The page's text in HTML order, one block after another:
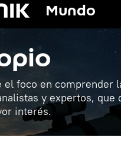
Mundo
el foco en comprender
y expertos,
interés.